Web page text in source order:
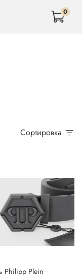
0
Сортировка
Philipp Plein